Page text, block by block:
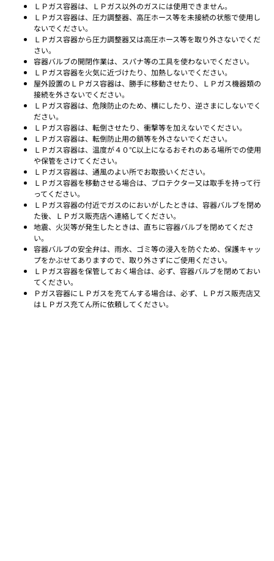
ＬＰガス容器は、ＬＰガス以外のガスには使用できません。
ＬＰガス容器は、圧力調整器、高圧ホース等を未接続の状態で使用し
ないでください。
ＬＰガス容器から圧力調整器又は高圧ホース等を取り外さないでくだ
さい。
容器バルブの開閉作業は、スパナ等の工具を使わないでください。
ＬＰガス容器を火気に近づけたり、加熱しないでください。
屋外設置のＬＰガス容器は、勝手に移動させたり、ＬＰガス機器類の
接続を外さないでください。
ＬＰガス容器は、危険防止のため、横にしたり、逆さまにしないでく
ださい。
ＬＰガス容器は、転倒させたり、衝撃等を加えないでください。
ＬＰガス容器は、転倒防止用の鎖等を外さないでください。
ＬＰガス容器は、温度が４０℃以上になるおそれのある場所での使用
や保管をさけてください。
ＬＰガス容器は、通風のよい所でお取扱いください。
ＬＰガス容器を移動させる場合は、ブロテクター又は取手を持って行
ってください。
ＬＰガス容器の付近でガスのにおいがしたときは、容器バルブを閉め
た後、ＬＰガス販売店へ連絡してください。
地震、火災等が発生したときは、直ちに容器バルブを閉めてくださ
い。
容器バルブの安全弁は、雨水、ゴミ等の浸入を防ぐため、保護キャッ
プをかぶせてありますので、取り外さずにご使用ください。
ＬＰガス容器を保管しておく場合は、必ず、容器バルブを閉めておい
てください。
Ｐガス容器にＬＰガスを充てんする場合は、必ず、ＬＰガス販売店又
はＬＰガス充てん所に依頼してください。